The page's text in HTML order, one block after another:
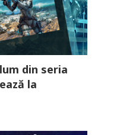
din seria
la